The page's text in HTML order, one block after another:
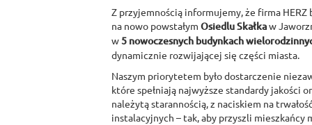
Z przyjemnością informujemy, że firma
na nowo powstałym Osiedlu Skałkaw
w5 nowoczesnych budynkach
dynamicznie rozwijającej się części miasta.
Naszym priorytetem było dostarczenie
które spełniają najwyższe standardy jakości
należytą starannością, z naciskiem na
instalacyjnych – tak, aby przyszli